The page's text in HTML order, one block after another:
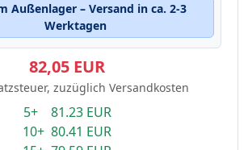
Außenlager – Versand in ca. 2-3
Werktagen
82,05 EUR
zuzüglich Versandkosten
5+ 81.23 EUR
10+ 80.41 EUR